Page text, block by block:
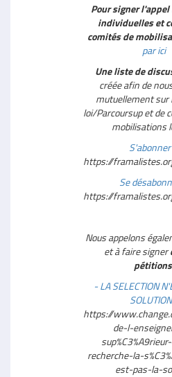
Pour signer
individuelles et
comités de
par ici
Une liste de
créée afin de
mutuellement sur
loi/Parcoursup et de
mobilisations
S'abonner
https://
Se
https://
Nous appelons
et à faire signer
pétitions
- LA SELECTION
https://
de-l-
recherche-la-
est-pas-la-